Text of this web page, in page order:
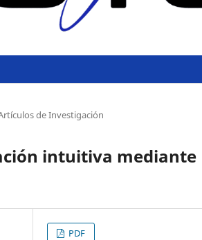
de Investigación
intuitiva mediante
PDF